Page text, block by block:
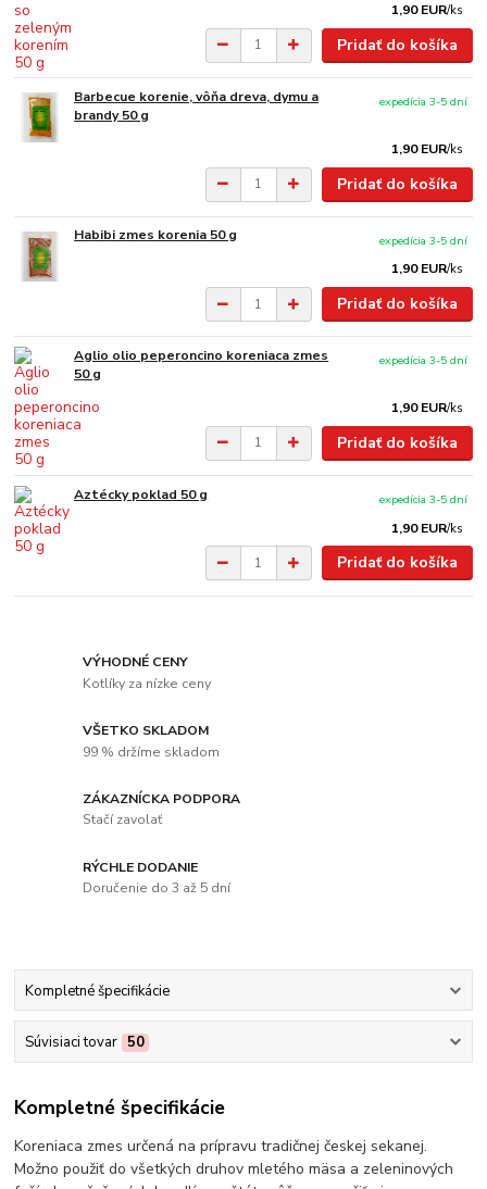
1,90 EUR/ks
Pridať do košíka
Barbecue korenie, vôňa dreva, dymu a
brandy 50 g
1,90 EUR/ks
expedícia 3-5 dní
Pridať do košíka
Habibi zmes korenia 50 g
1,90 EUR/ks
expedícia 3-5 dní
Pridať do košíka
Aglio olio peperoncino koreniaca zmes
50 g
1,90 EUR/ks
expedícia 3-5 dní
Pridať do košíka
Aztécky poklad 50 g
1,90 EUR/ks
expedícia 3-5 dní
Pridať do košíka
VÝHODNÉ CENY
Kotlíky za nízke ceny
VŠETKO SKLADOM
99 % držíme skladom
ZÁKAZNÍCKA PODPORA
Stačí zavolať
RÝCHLE DODANIE
Doručenie do 3 až 5 dní
Kompletné špecifikácie
Súvisiaci tovar 50
Kompletné špecifikácie
Koreniaca zmes určená na prípravu tradičnej českej sekanej.
Možno použiť do všetkých druhov mletého mäsa a zeleninových